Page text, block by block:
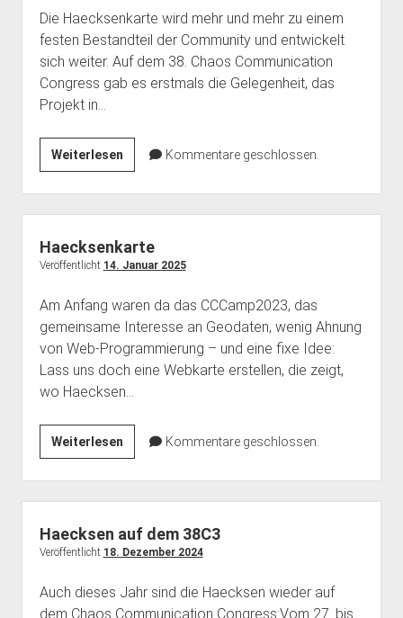
Die Haecksenkarte wird mehr und mehr zu einem
festen Bestandteil der Community und entwickelt
sich weiter. Auf dem 38. Chaos Communication
Congress gab es erstmals die Gelegenheit, das
Projekt in…
WeiterlesenHaecksenkarte
@38c3
Kommentare geschlossen.
Haecksenkarte
Veröffentlicht 14. Januar 2025
Am Anfang waren da das CCCamp2023, das
gemeinsame Interesse an Geodaten, wenig Ahnung
von Web-Programmierung – und eine fixe Idee:
Lass uns doch eine Webkarte erstellen, die zeigt,
wo Haecksen…
WeiterlesenHaecksenkarteKommentare geschlossen.
Haecksen auf dem 38C3
Veröffentlicht 18. Dezember 2024
Auch dieses Jahr sind die Haecksen wieder auf
dem Chaos Communication Congress:Vom 27. bis